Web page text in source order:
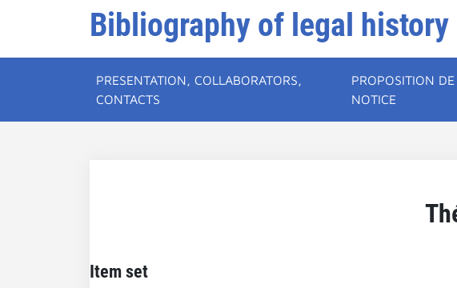
Bibliography of legal
PRESENTATION, COLLABORATORS,
CONTACTS
PROPOSITION DE
NOTICE
Item set